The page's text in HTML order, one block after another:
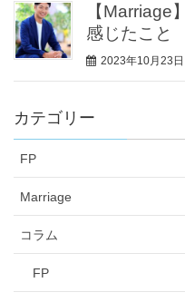
【Marriage
感じたこと
2023年10月23日
カテゴリー
FP
Marriage
コラム
FP